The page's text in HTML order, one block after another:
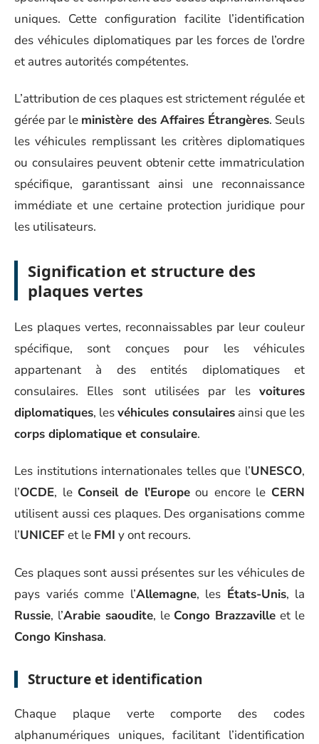
uniques. Cette configuration facilite l’identification
des véhicules diplomatiques par les forces de l’ordre
et autres autorités compétentes.
L’attribution de ces plaques est strictement régulée et
gérée par le ministère des Affaires Étrangères. Seuls
les véhicules remplissant les critères diplomatiques
ou consulaires peuvent obtenir cette immatriculation
spécifique, garantissant ainsi une reconnaissance
immédiate et une certaine protection juridique pour
les utilisateurs.
Signification et structure des
plaques vertes
Les plaques vertes, reconnaissables par leur couleur
spécifique, sont conçues pour les véhicules
appartenant à des entités diplomatiques et
consulaires. Elles sont utilisées par les voitures
diplomatiques, lesvéhicules consulaires ainsi que les
corps diplomatique et consulaire.
Les institutions internationales telles que l’UNESCO,
l’OCDE, le Conseil de l’Europeou encore le CERN
utilisent aussi ces plaques. Des organisations comme
l’UNICEFet le FMI y ont recours.
Ces plaques sont aussi présentes sur les véhicules de
pays variés comme l’Allemagne, les États-Unis, la
Russie, l’Arabie saoudite, le Congo Brazzaville et le
Congo Kinshasa.
Structure et identification
Chaque plaque verte comporte des codes
alphanumériques uniques, facilitant l’identification